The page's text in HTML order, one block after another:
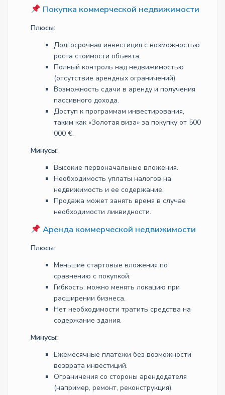
Покупка коммерческой недвижимости
Плюсы:
Долгосрочная инвестиция с возможностью
роста стоимости объекта.
Полный контроль над недвижимостью
(отсутствие арендных ограничений).
Возможность сдачи в аренду и получения
пассивного дохода.
Доступ к программам инвестирования,
таким как «Золотая виза» за покупку от 500
000 €.
Минусы:
Высокие первоначальные вложения.
Необходимость уплаты налогов на
недвижимость и ее содержание.
Продажа может занять время в случае
необходимости ликвидности.
Аренда коммерческой недвижимости
Плюсы:
Меньшие стартовые вложения по
сравнению с покупкой.
Гибкость: можно менять локацию при
расширении бизнеса.
Нет необходимости тратить средства на
содержание здания.
Минусы:
Ежемесячные платежи без возможности
возврата инвестиций.
Ограничения со стороны арендодателя
(например, ремонт, реконструкция).